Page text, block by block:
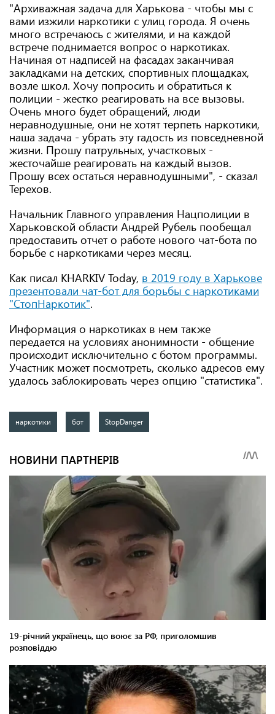
"Архиважная задача для Харькова - чтобы мы с
вами изжили наркотики с улиц города. Я очень
много встречаюсь с жителями, и на каждой
встрече поднимается вопрос о наркотиках.
Начиная от надписей на фасадах заканчивая
закладками на детских, спортивных площадках,
возле школ. Хочу попросить и обратиться к
полиции - жестко реагировать на все вызовы.
Очень много будет обращений, люди
неравнодушные, они не хотят терпеть наркотики,
наша задача - убрать эту гадость из повседневной
жизни. Прошу патрульных, участковых -
жесточайше реагировать на каждый вызов.
Прошу всех остаться неравнодушными", - сказал
Терехов.
Начальник Главного управления Нацполиции в
Харьковской области Андрей Рубель пообещал
предоставить отчет о работе нового чат-бота по
борьбе с наркотиками через месяц.
Как писал KHARKIV Today, в 2019 году в Харькове
презентовали чат-бот для борьбы с наркотиками
"СтопНаркотик".
Информация о наркотиках в нем также
передается на условиях анонимности - общение
происходит исключительно с ботом программы.
Участник может посмотреть, сколько адресов ему
удалось заблокировать через опцию "статистика".
наркотики бот StopDanger